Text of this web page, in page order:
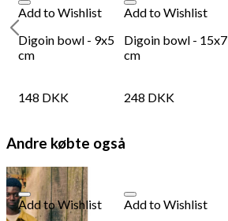
Add to Wishlist
Digoin bowl - 9x5
cm
148 DKK
Add to Wishlist
Digoin bowl - 15x7
cm
248 DKK
Andre købte også
Add to Wishlist
Add to Wishlist